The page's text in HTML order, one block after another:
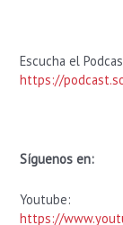
Escucha el
https://
Síguenos en:
Youtube:
https://